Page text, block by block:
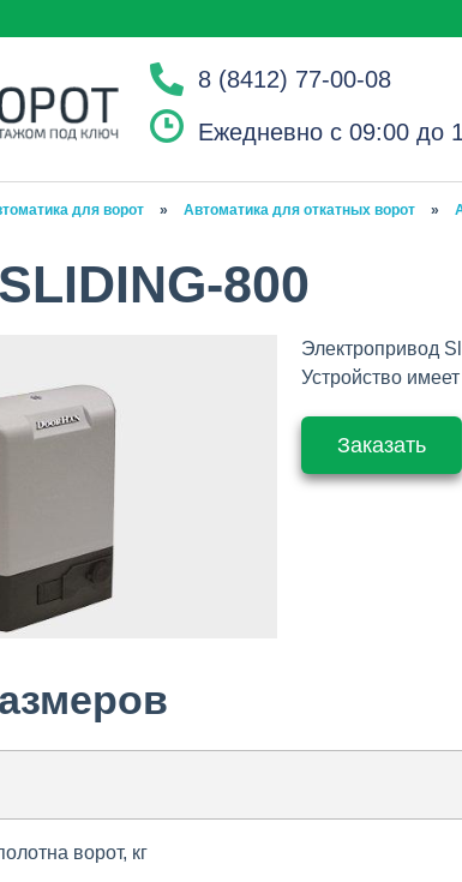
8 (8412) 77-00-08
Ежедневно с 09:00 до
для ворот » Автоматика для откатных ворот »
800
Электропривод
Устройство
Заказать
ворот, кг